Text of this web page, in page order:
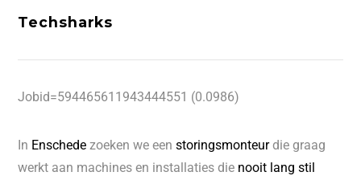
Techsharks
Jobid=594465611943444551 (0.0986)
In Enschede zoeken we eenstoringsmonteurdie graag
werkt aan machines en installaties die nooit lang stil